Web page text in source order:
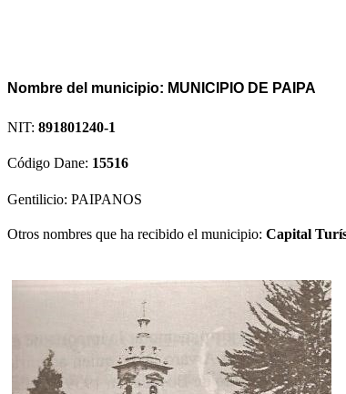
Nombre del municipio: MUNICIPIO DE PAIPA
NIT: 891801240-1
Código Dane: 15516​
Gentilicio: PAIPANOS
Otros nombres que ha recibido el municipio: Capital